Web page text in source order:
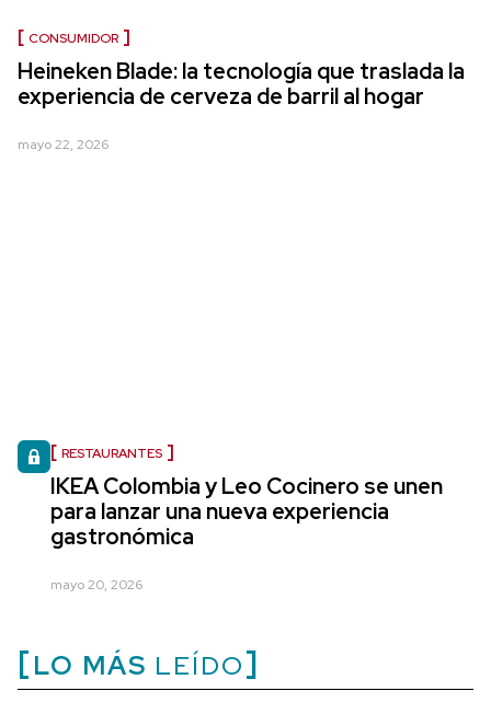
CONSUMIDOR
Heineken Blade: la tecnología que traslada la
experiencia de cerveza de barril al hogar
mayo 22, 2026
RESTAURANTES
IKEA Colombia y Leo Cocinero se unen
para lanzar una nueva experiencia
gastronómica
mayo 20, 2026
LO MÁS LEÍDO